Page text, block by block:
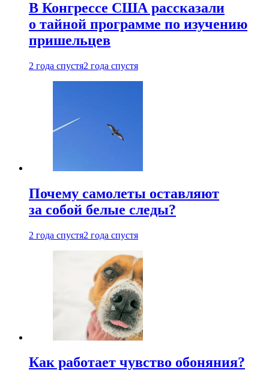
В Конгрессе США рассказали
о тайной программе по изучению
пришельцев
2 года спустя2 года спустя
Почему самолеты оставляют
за собой белые следы?
2 года спустя2 года спустя
Как работает чувство обоняния?